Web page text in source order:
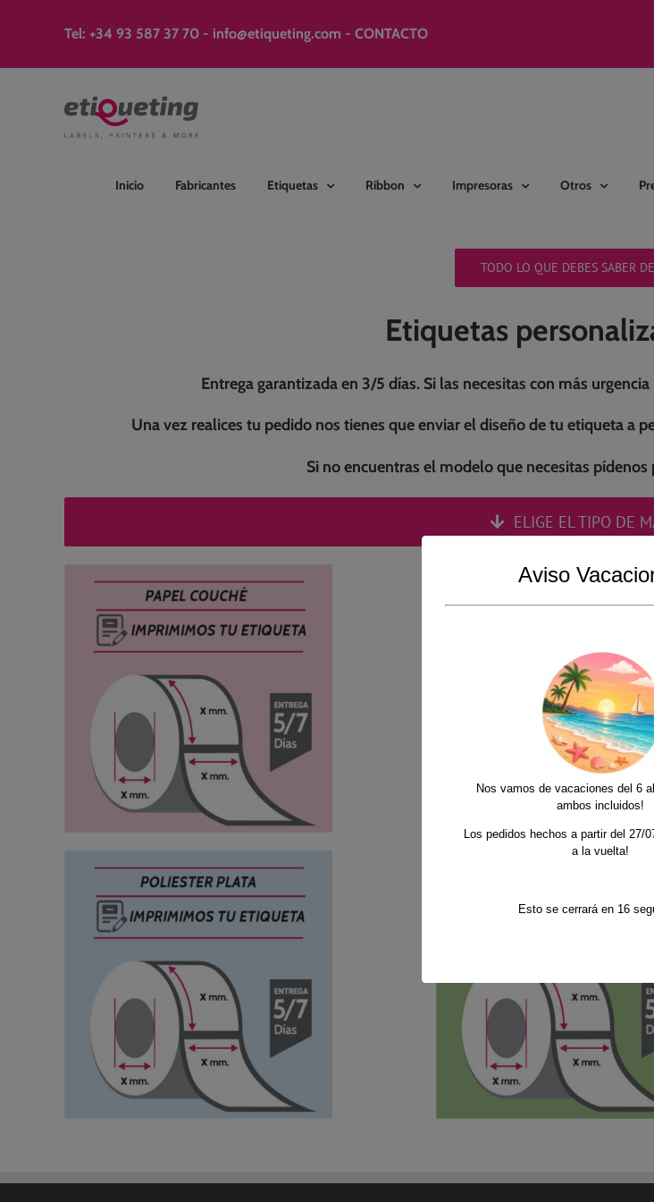
Tel: +34 93 587 37 70 - info@etiqueting.com - CONTACTO
Inicio Fabricantes Etiquetas Ribbon Impresoras Otros
TODO LO QUE DEBES SABER
Etiquetas
Entrega garantizada en 3/5 días. Si las necesitas con más
Una vez realices tu pedido nos tienes que enviar el diseño de tu etiqueta a
Si no encuentras el modelo que necesitas
ELIGE EL TIPO DE
Aviso
Nos vamos de vacaciones del 6
ambos incluidos!
Los pedidos hechos a partir del 27/
a la vuelta!
Esto se cerrará en 16